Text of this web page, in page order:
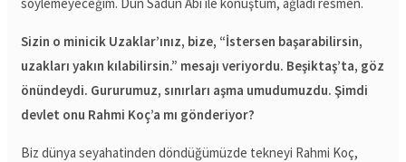
Sizin o minicik Uzaklar’ınız, bize, “İstersen başarabilirsin,
uzakları yakın kılabilirsin.” mesajı veriyordu. Beşiktaş’ta, göz
önündeydi. Gururumuz, sınırları aşma umudumuzdu. Şimdi
devlet onu Rahmi Koç’a mı gönderiyor?
Biz dünya seyahatinden döndüğümüzde tekneyi Rahmi Koç,